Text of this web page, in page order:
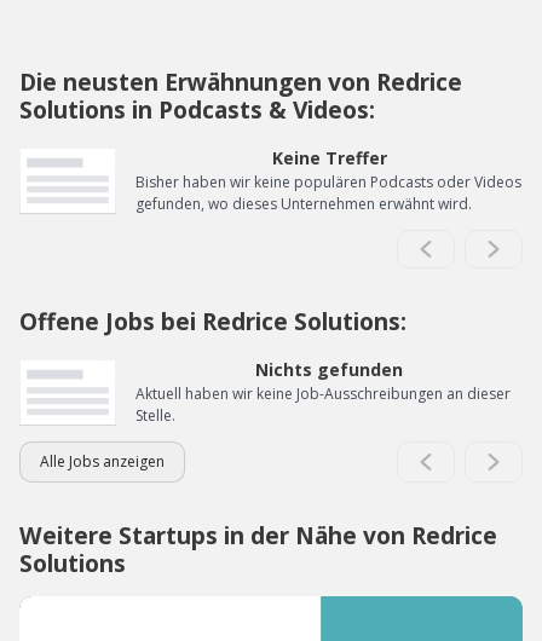
Die neusten Erwähnungen von Redrice
Solutions in Podcasts & Videos:
Keine Treffer
Bisher haben wir keine populären Podcasts oder Videos
gefunden, wo dieses Unternehmen erwähnt wird.
Offene Jobs bei Redrice Solutions:
Nichts gefunden
Aktuell haben wir keine Job-Ausschreibungen an dieser
Stelle.
Alle Jobs anzeigen
Weitere Startups in der Nähe von Redrice
Solutions